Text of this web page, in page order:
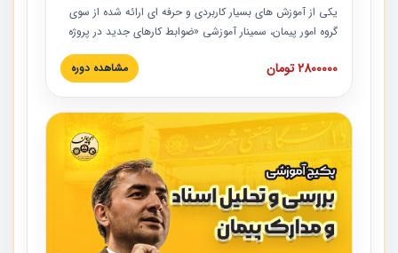
یکی از آموزش‏‏‏‏‏‏ های بسیار کاربردی و حرفه‏ ای ارائه شده از سوی
گروه امور پیمان، سمینار آموزشی «ضوابط کارهای جدید در پروژه
های عمرانی» چالش ها، تخلفات و راه حل ها با نگرش قراردادی
است که در محل سندیکای شرکت های ساختمانی کشور ارائه شد.
مدارک پیمان به همراه تجربیات عملی ارائه شده است.
2800000 تومان مشاهده دوره